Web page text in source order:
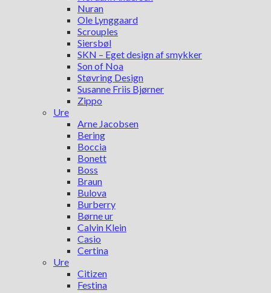
Nuran
Ole Lynggaard
Scrouples
Siersbøl
SKN – Eget design af smykker
Son of Noa
Støvring Design
Susanne Friis Bjørner
Zippo
Ure
Arne Jacobsen
Bering
Boccia
Bonett
Boss
Braun
Bulova
Burberry
Børne ur
Calvin Klein
Casio
Certina
Ure
Citizen
Festina